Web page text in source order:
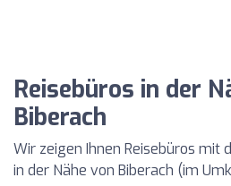
Reisebüros in der
Biberach
Wir zeigen Ihnen Reisebüros mit
in der Nähe von Biberach (im